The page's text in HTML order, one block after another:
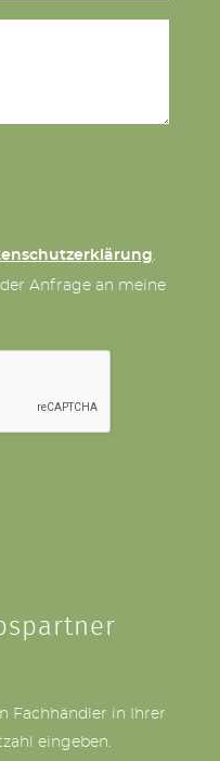
.
Anfrage an meine
Fachhändler in Ihrer
eingeben.